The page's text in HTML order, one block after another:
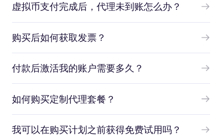
虚拟币支付完成后，代理未到账怎么办？
购买后如何获取发票？
付款后激活我的账户需要多久？
如何购买定制代理套餐？
我可以在购买计划之前获得免费试用吗？